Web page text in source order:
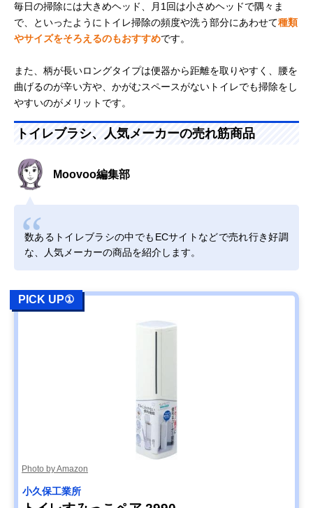
毎日の掃除には大きめヘッド、月1回は小さめヘッドで隅々ま
で、といったようにトイレ掃除の頻度や洗う部分にあわせて種類
やサイズをそろえるのもおすすめです。
また、柄が長いロングタイプは便器から距離を取りやすく、腰を
曲げるのが辛い方や、かがむスペースがないトイレでも掃除をし
やすいのがメリットです。
トイレブラシ、人気メーカーの売れ筋商品
Moovoo編集部
数あるトイレブラシの中でもECサイトなどで売れ行き好調
な、人気メーカーの商品を紹介します。
PICK UP①
Photo by Amazon
小久保工業所